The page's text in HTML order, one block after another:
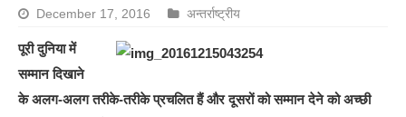
December 17, 2016 अन्तर्राष्ट्रीय
पूरी दुनिया में
सम्मान दिखाने
के अलग-अलग तरीके-तरीके प्रचलित हैं और दूसरों को सम्मान देने को अच्छी